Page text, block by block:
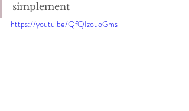
simplement
https://youtu.be/QfQIzouoGms